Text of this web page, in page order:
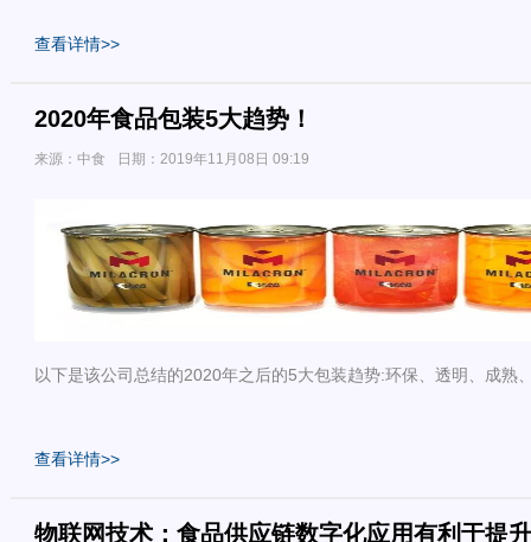
查看详情>>
2020年食品包装5大趋势！
来源：中食 日期：2019年11月08日 09:19
以下是该公司总结的2020年之后的5大包装趋势:环保、透明、成熟
查看详情>>
物联网技术：食品供应链数字化应用有利于提